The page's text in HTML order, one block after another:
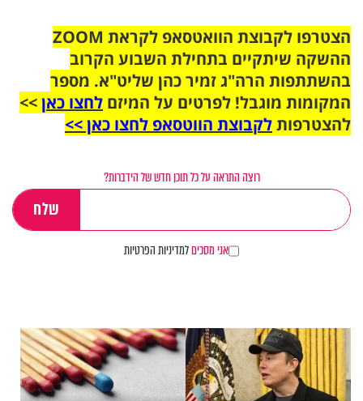
הצטרפו לקבוצת הוואטסאפ לקראת ZOOM
ההשקה שיתקיים בתחילת השבוע הקרוב
בהשתתפות הרה"ג זמיר כהן שליט"א. מספר
המקומות מוגבל! לפרטים על המיזם לחצו כאן>>
להצטרפותלקבוצת הווטסאפ לחצו כאן >>
רוצה התראה על כל תוכן חדש של הידברות?
אני מסכיםלמדיניות הפרטיות